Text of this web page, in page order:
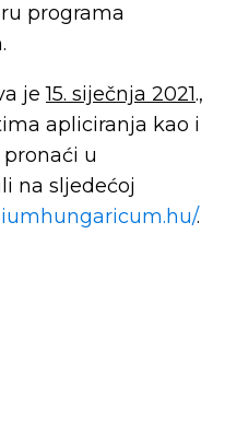
programa
je15. siječnja 2021.,
apliciranja kao i
u
na sljedećoj
.